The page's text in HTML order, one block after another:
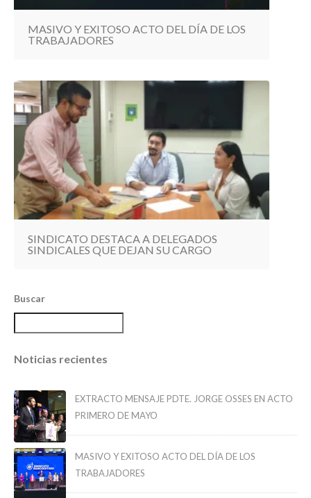
MASIVO Y EXITOSO ACTO DEL DÍA DE LOS
TRABAJADORES
SINDICATO DESTACA A DELEGADOS
SINDICALES QUE DEJAN SU CARGO
Buscar
Noticias recientes
EXTRACTO MENSAJE PDTE. JORGE OSSES EN ACTO
PRIMERO DE MAYO
MASIVO Y EXITOSO ACTO DEL DÍA DE LOS
TRABAJADORES